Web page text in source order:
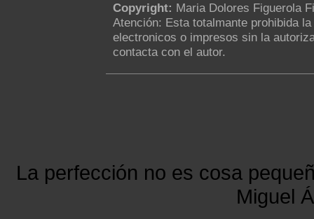
Copyright: Maria Dolores Figuerola
Atención: Esta totalmante prohibida
electronicos o impresos sin la
contacta con el autor.
La perfección no es cosa
Miguel